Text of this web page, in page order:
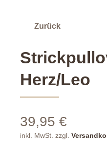
Zurück
Herz/Leo
39,95 €
inkl. MwSt. zzgl.